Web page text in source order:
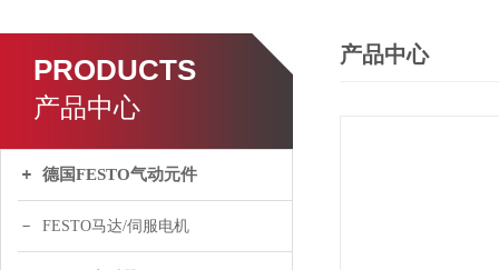
PRODUCTS
产品中心
德国FESTO气动元件
FESTO马达/伺服电机
产品中心